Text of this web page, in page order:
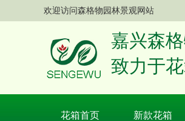
欢迎访问森格物园林景观网站
嘉兴森
致力于
花箱首页 新款花箱